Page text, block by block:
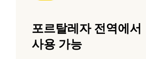
포르탈레자 전역에서
사용 가능